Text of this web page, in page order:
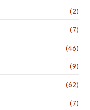
(2)
(7)
(46)
(9)
(62)
(7)